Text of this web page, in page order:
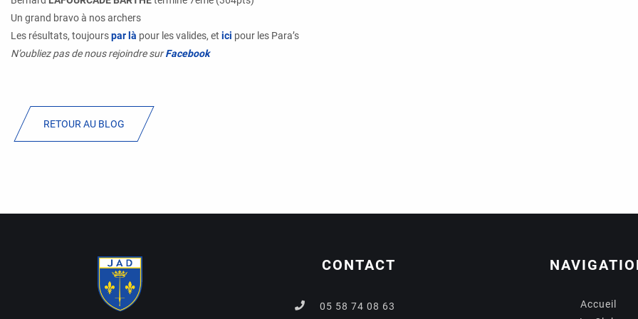
Un grand bravo à nos archers
Les résultats, toujourspar là pour les valides, et ici pour les Para’s
N’oubliez pas de nous rejoindre surFacebook
RETOUR AU BLOG
CONTACT
05 58 74 08 63
Accueil